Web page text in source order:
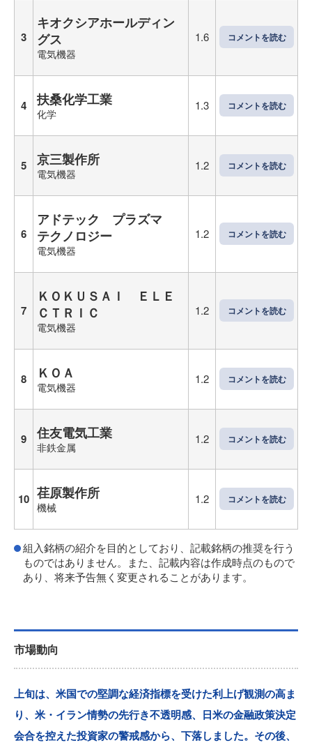
3
キオクシアホールディン
グス
電気機器
1.6 コメントを読む
4 扶桑化学工業
化学
1.3 コメントを読む
5 京三製作所
電気機器
1.2 コメントを読む
6
アドテック プラズマ
テクノロジー
電気機器
1.2 コメントを読む
7
ＫＯＫＵＳＡＩ ＥＬＥ
ＣＴＲＩＣ
電気機器
1.2 コメントを読む
8 ＫＯＡ
電気機器
1.2 コメントを読む
9 住友電気工業
非鉄金属
1.2 コメントを読む
10 荏原製作所
機械
1.2 コメントを読む
組入銘柄の紹介を目的としており、記載銘柄の推奨を行う
ものではありません。また、記載内容は作成時点のもので
あり、将来予告無く変更されることがあります。
市場動向
上旬は、米国での堅調な経済指標を受けた利上げ観測の高ま
り、米・イラン情勢の先行き不透明感、日米の金融政策決定
会合を控えた投資家の警戒感から、下落しました。その後、